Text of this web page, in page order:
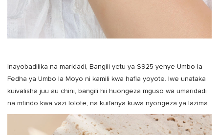
Inayobadilika na maridadi, Bangili yetu ya S925 yenye Umbo la
Fedha ya Umbo la Moyo ni kamili kwa hafla yoyote. Iwe unataka
kuivalisha juu au chini, bangili hii huongeza mguso wa umaridadi
na mtindo kwa vazi lolote, na kuifanya kuwa nyongeza ya lazima.